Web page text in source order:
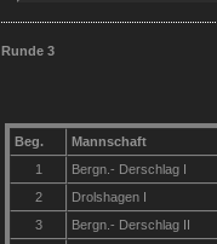
Runde 3
Beg.
Mannschaft
1
Bergn.- Derschlag I
2
Drolshagen I
3
Bergn.- Derschlag II